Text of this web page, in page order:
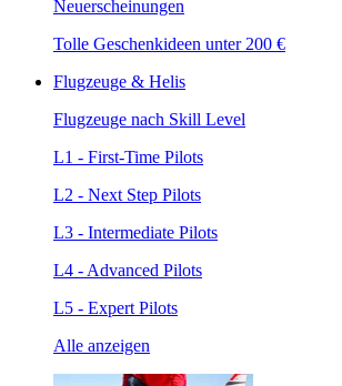
Neuerscheinungen
Tolle Geschenkideen unter 200 €
Flugzeuge & Helis
Flugzeuge nach Skill Level
L1 - First-Time Pilots
L2 - Next Step Pilots
L3 - Intermediate Pilots
L4 - Advanced Pilots
L5 - Expert Pilots
Alle anzeigen